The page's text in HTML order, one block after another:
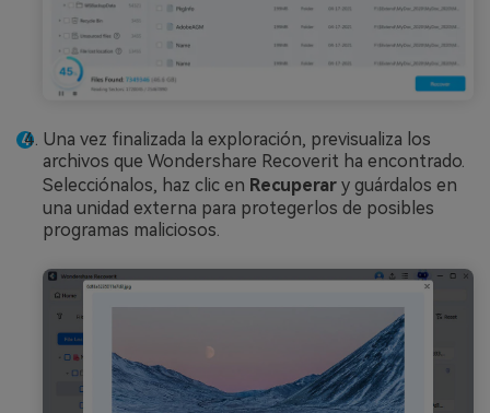
Una vez finalizada la exploración, previsualiza los
archivos que Wondershare Recoverit ha encontrado.
Selecciónalos, haz clic en Recuperar y guárdalos en
una unidad externa para protegerlos de posibles
programas maliciosos.